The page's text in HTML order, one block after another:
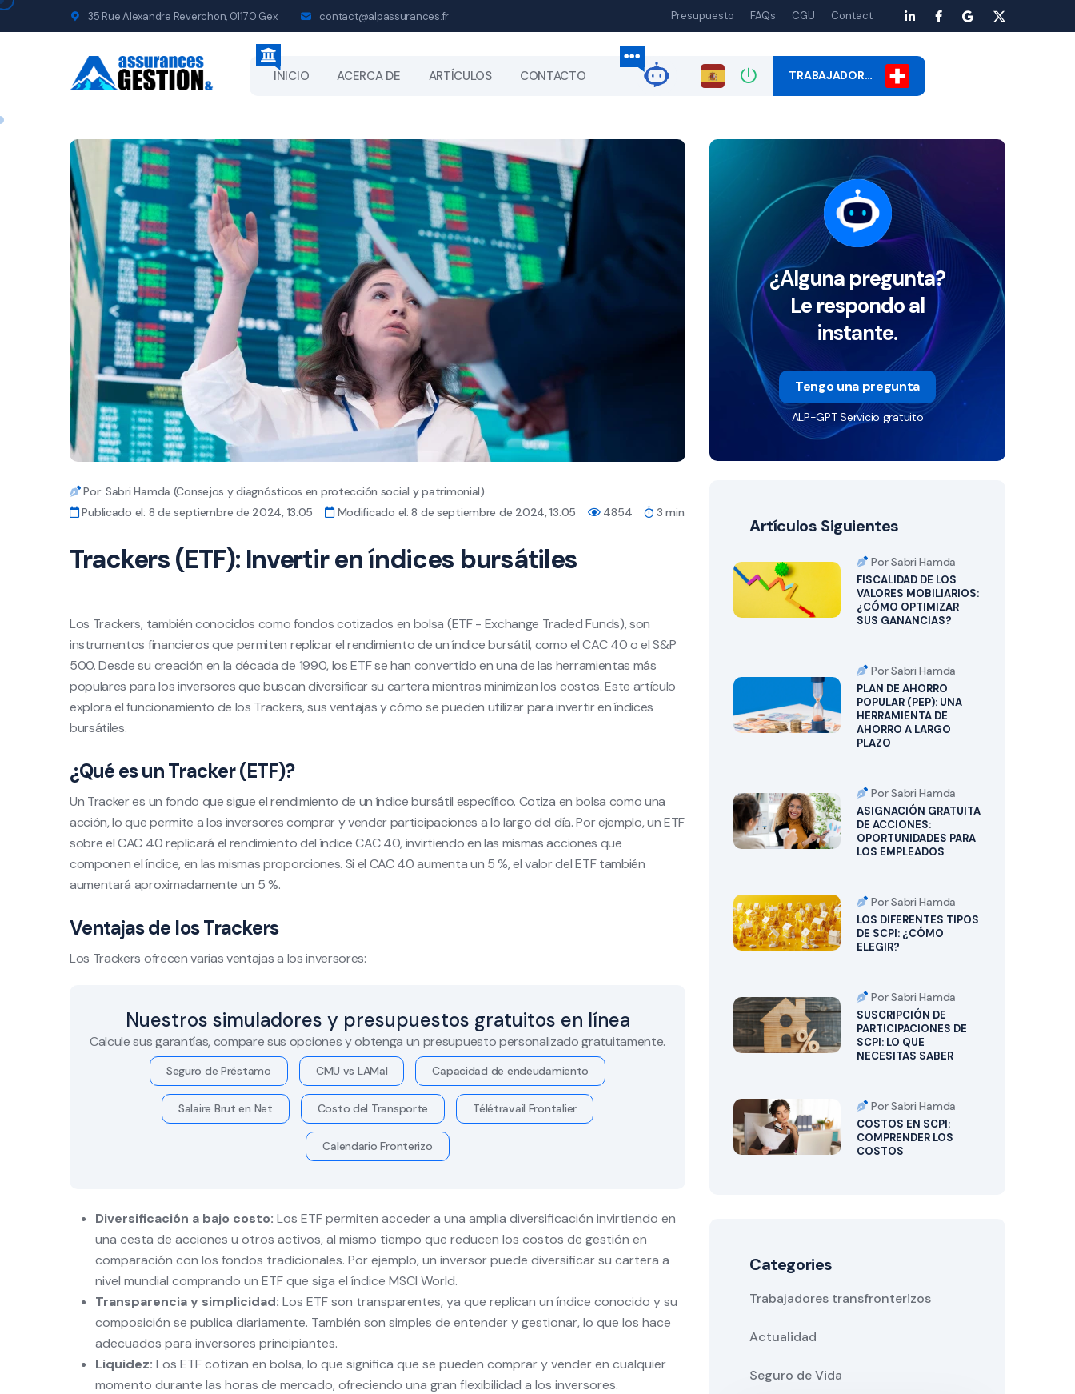
35 Rue Alexandre Reverchon, 01170 Gex contact@alpassurances.fr Presupuesto FAQs CGU Contact
INICIO ACERCA DE ARTÍCULOS CONTACTO TRABAJADOR…
Por: Sabri Hamda (Consejos y diagnósticos en protección social y patrimonial)
Publicado el: 8 de septiembre de 2024, 13:05
Modificado el: 8 de septiembre de 2024, 13:05 4854 3 min
Trackers (ETF): Invertir en índices bursátiles
Los Trackers, también conocidos como fondos cotizados en bolsa (ETF - Exchange Traded Funds), son
instrumentos financieros que permiten replicar el rendimiento de un índice bursátil, como el CAC 40 o el S&P
500. Desde su creación en la década de 1990, los ETF se han convertido en una de las herramientas más
populares para los inversores que buscan diversificar su cartera mientras minimizan los costos. Este artículo
explora el funcionamiento de los Trackers, sus ventajas y cómo se pueden utilizar para invertir en índices
bursátiles.
¿Qué es un Tracker (ETF)?
Un Tracker es un fondo que sigue el rendimiento de un índice bursátil específico. Cotiza en bolsa como una
acción, lo que permite a los inversores comprar y vender participaciones a lo largo del día. Por ejemplo, un ETF
sobre el CAC 40 replicará el rendimiento del índice CAC 40, invirtiendo en las mismas acciones que
componen el índice, en las mismas proporciones. Si el CAC 40 aumenta un 5 %, el valor del ETF también
aumentará aproximadamente un 5 %.
Ventajas de los Trackers
Los Trackers ofrecen varias ventajas a los inversores:
Nuestros simuladores y presupuestos gratuitos en línea
Calcule sus garantías, compare sus opciones y obtenga un presupuesto personalizado gratuitamente.
Seguro de Préstamo CMU vs LAMal Capacidad de endeudamiento
Salaire Brut en Net Costo del Transporte Télétravail Frontalier
Calendario Fronterizo
Diversificación a bajo costo: Los ETF permiten acceder a una amplia diversificación invirtiendo en
una cesta de acciones u otros activos, al mismo tiempo que reducen los costos de gestión en
comparación con los fondos tradicionales. Por ejemplo, un inversor puede diversificar su cartera a
nivel mundial comprando un ETF que siga el índice MSCI World.
Transparencia y simplicidad: Los ETF son transparentes, ya que replican un índice conocido y su
composición se publica diariamente. También son simples de entender y gestionar, lo que los hace
adecuados para inversores principiantes.
Liquidez: Los ETF cotizan en bolsa, lo que significa que se pueden comprar y vender en cualquier
momento durante las horas de mercado, ofreciendo una gran flexibilidad a los inversores.
¿Alguna pregunta?
Le respondo al
instante.
Tengo una pregunta
ALP-GPT Servicio gratuito
Artículos Siguientes
Por Sabri Hamda
FISCALIDAD DE LOS
VALORES MOBILIARIOS:
¿CÓMO OPTIMIZAR
SUS GANANCIAS?
Por Sabri Hamda
PLAN DE AHORRO
POPULAR (PEP): UNA
HERRAMIENTA DE
AHORRO A LARGO
PLAZO
Por Sabri Hamda
ASIGNACIÓN GRATUITA
DE ACCIONES:
OPORTUNIDADES PARA
LOS EMPLEADOS
Por Sabri Hamda
LOS DIFERENTES TIPOS
DE SCPI: ¿CÓMO
ELEGIR?
Por Sabri Hamda
SUSCRIPCIÓN DE
PARTICIPACIONES DE
SCPI: LO QUE
NECESITAS SABER
Por Sabri Hamda
COSTOS EN SCPI:
COMPRENDER LOS
COSTOS
Categories
Trabajadores transfronterizos
Actualidad
Seguro de Vida